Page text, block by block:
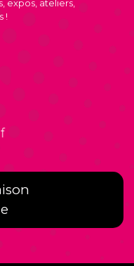
expos, ateliers,
!